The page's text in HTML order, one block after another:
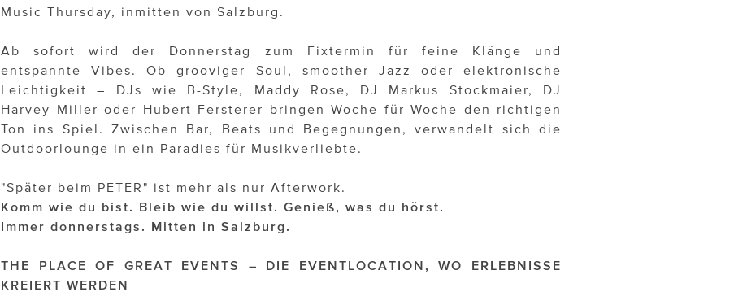
Music Thursday, inmitten von Salzburg.
Ab sofort wird der Donnerstag zum Fixtermin für feine Klänge und
entspannte Vibes. Ob grooviger Soul, smoother Jazz oder elektronische
Leichtigkeit – DJs wie B-Style, Maddy Rose, DJ Markus Stockmaier, DJ
Harvey Miller oder Hubert Fersterer bringen Woche für Woche den richtigen
Ton ins Spiel. Zwischen Bar, Beats und Begegnungen, verwandelt sich die
Outdoorlounge in ein Paradies für Musikverliebte.
"Später beim PETER" ist mehr als nur Afterwork.
Komm wie du bist. Bleib wie du willst. Genieß, was du hörst.
Immer donnerstags. Mitten in Salzburg.
THE PLACE OF GREAT EVENTS – DIE EVENTLOCATION, WO ERLEBNISSE
KREIERT WERDEN